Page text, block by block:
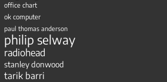
office chart
ok computer
paul thomas anderson
philip selway
radiohead
stanley donwood
tarik barri